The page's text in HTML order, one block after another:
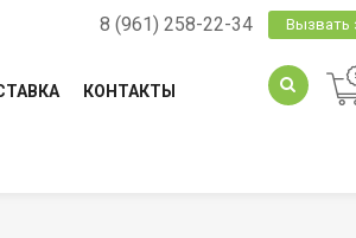
8 (961) 258-22-34 Вызвать
КОНТАКТЫ